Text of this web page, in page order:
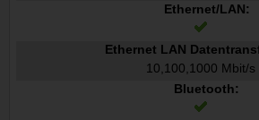
Ethernet/LAN:
Ethernet LAN
10,100,1000 Mbit/s
Bluetooth: